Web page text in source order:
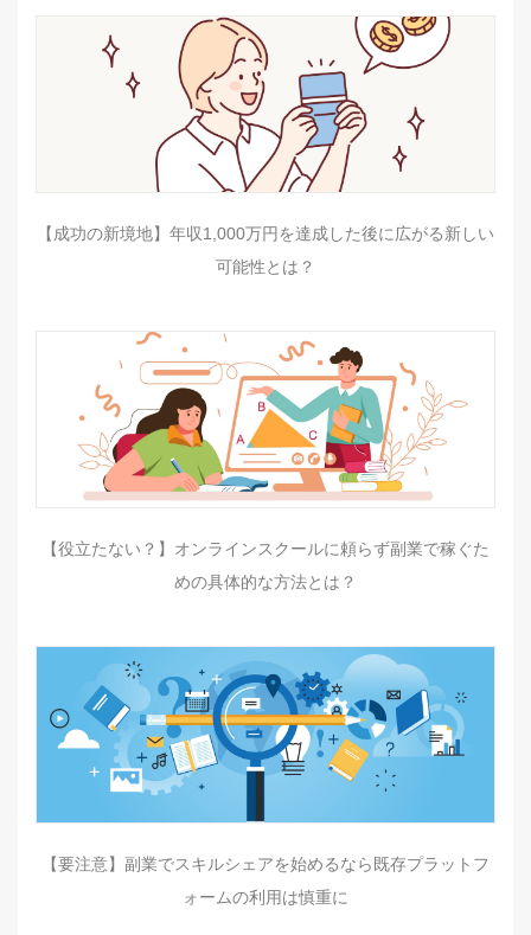
【成功の新境地】年収1,000万円を達成した後に広がる新しい
可能性とは？
【役立たない？】オンラインスクールに頼らず副業で稼ぐた
めの具体的な方法とは？
【要注意】副業でスキルシェアを始めるなら既存プラットフ
ォームの利用は慎重に